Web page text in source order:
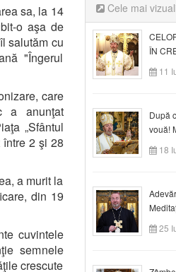
sa, la 14
o aşa de
salutăm cu
"Îngerul
care
a anunţat
„Sfântul
între 2 şi 28
a murit la
din 19
cuvintele
semnele
crescute
Cele mai
ÎN
după
11
După
vouă!
18
Rusalii
25